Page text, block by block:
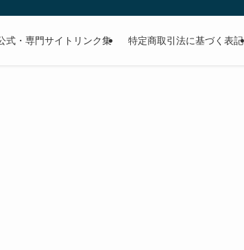
式・専門サイトリンク集 特定商取引法に基づく表記